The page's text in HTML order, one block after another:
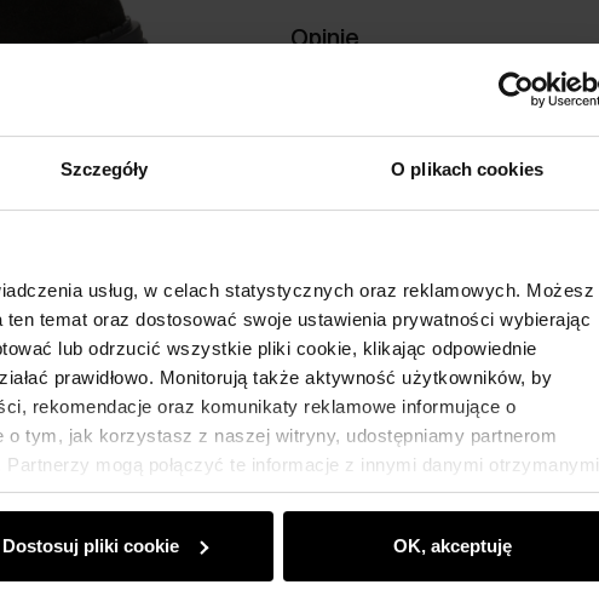
Szczegóły O plikach cookies
usług, w celach statystycznych oraz reklamowych. Możesz
temat oraz dostosować swoje ustawienia prywatności wybierając
lub odrzucić wszystkie pliki cookie, klikając odpowiednie
prawidłowo. Monitorują także aktywność użytkowników, by
rekomendacje oraz komunikaty reklamowe informujące o
tym, jak korzystasz z naszej witryny, udostępniamy partnerom
mogą połączyć te informacje z innymi danymi otrzymanymi
usług.
Dostosuj pliki cookie OK, akceptuję
Opinie
Klub Klienta Ochnik